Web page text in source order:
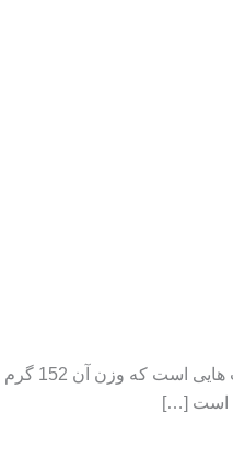
تعداد کالری موجود در هندوانه هندوانه دارای کالری کم است ،[١] در جایی که یک فنجان هندوانه خرد شده حاوی مکعب هایی است که وزن آن 152 گرم